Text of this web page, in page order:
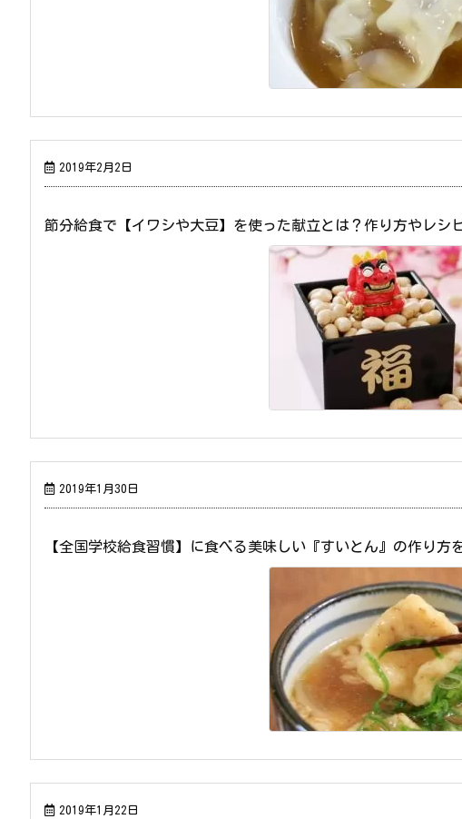
2019年2月2日
節分給食で【イワシや大豆】を使った献立とは？作り方やレシ
2019年1月30日
【全国学校給食習慣】に食べる美味しい『すいとん』の作り方
2019年1月22日